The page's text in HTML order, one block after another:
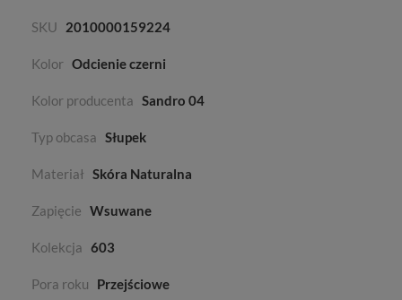
SKU 2010000159224
Kolor Odcienie czerni
Kolor producenta Sandro 04
Typ obcasa Słupek
Materiał Skóra Naturalna
Zapięcie Wsuwane
Kolekcja 603
Pora roku Przejściowe